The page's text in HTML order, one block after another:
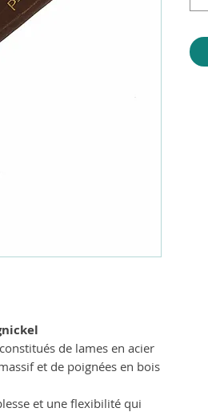
de lames en acier
et de poignées en bois
et une flexibilité qui